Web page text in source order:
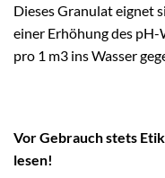
Dieses Granulat eignet
einer Erhöhung des pH-
pro 1 m3 ins Wasser
Vor Gebrauch stets
lesen!